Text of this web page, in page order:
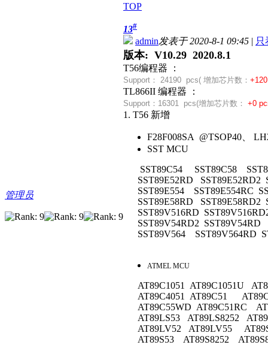
TOP
管理员
13#
admin发表于 2020-8-1 09:45 | 只
版本: V10.29 2020.8.1
T56编程器 ：
Support： 24190 pcs( 增加芯片数：
TL866II 编程器 ：
Support： 16301 pcs(增加芯片数： +0
1. T56 新增
F28F008SA @TSOP40、
SST MCU
SST89C54 SST89C58
SST89E52RD SST89E52RD2
SST89E554 SST89E554RC
SST89E58RD SST89E58RD2
SST89V516RD
SST89V54RD2 SST89V54RD
SST89V564 SST89V564RD
ATMEL MCU
AT89C1051 AT89C1051U
AT89C4051 AT89C51
AT89C55WD AT89C51RC
AT89LS53 AT89LS8252
AT89LV52 AT89LV55
AT89S53 AT89S8252